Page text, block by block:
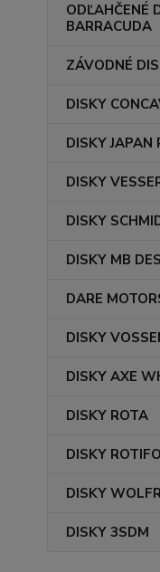
ODĽAHČENÉ
BARRACUDA
ZÁVODNÉ
DISKY
DISKY JAPAN
DISKY
DISKY
DISKY MB
DARE
DISKY
DISKY AXE
DISKY ROTA
DISKY
DISKY
DISKY 3SDM